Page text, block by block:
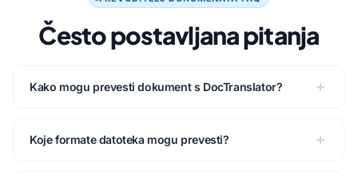
Često postavljana pitanja
Kako mogu prevesti dokument s DocTranslator?
Koje formate datoteka mogu prevesti?